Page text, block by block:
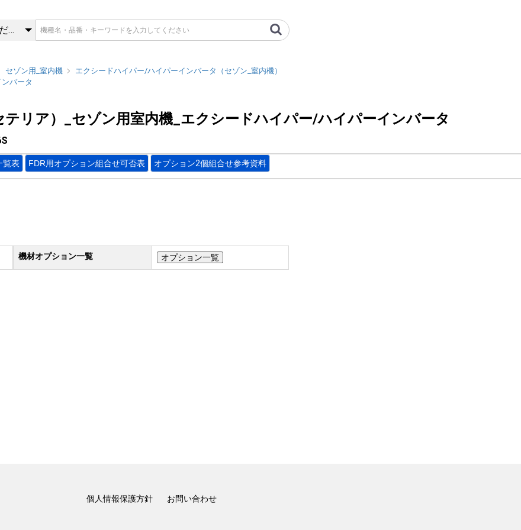
| FDR（天埋カセテリア）_セゾン用室内機_エクシード
カテゴリを選択してください
セゾン用_室内機
エクシードハイパー/ハイパーインバータ（セゾン_室内機）
バータ
テリア）_セゾン用室内機_エクシードハイパー/ハイパーインバータ
覧表 FDR用オプション組合せ可否表 オプション2個組合せ参考資料
機材オプション一覧 オプション一覧
個人情報保護方針 お問い合わせ